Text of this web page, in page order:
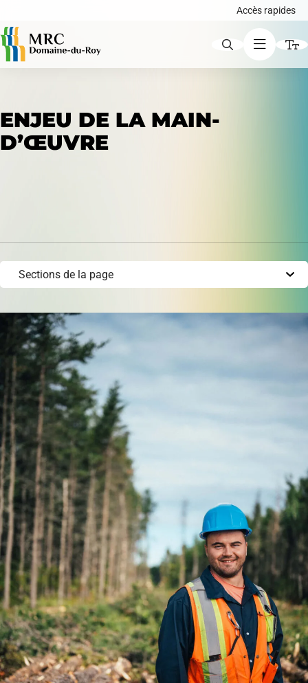
Accès rapides
Augmenter le texte
Liens soulignés
Réinitialiser
Développement éolien
Évaluation foncière
Fonds, programmes et appels de projets
Règlements, politiques, cadres, plans
d’action et autres documents
Répertoire des entreprises
ENJEU DE LA MAIN-
D’ŒUVRE